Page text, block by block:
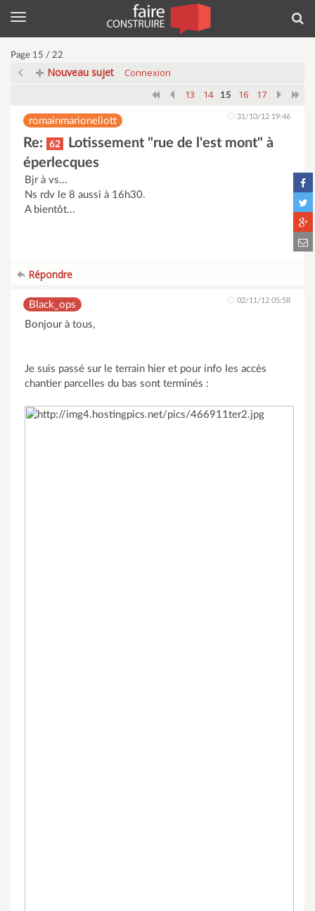
Menu
Page 15 / 22
Nouveau sujet
Connexion
13
14 15 16 17
romainmarioneliott 31/10/12 19:46
Re: 62
Lotissement "rue de l'est mont" à
éperlecques
Bjr à vs...
Ns rdv le 8 aussi à 16h30.
A bientôt...
Répondre
Black_ops 02/11/12 05:58
Bonjour à tous,
Je suis passé sur le terrain hier et pour info les accès
chantier parcelles du bas sont terminés :